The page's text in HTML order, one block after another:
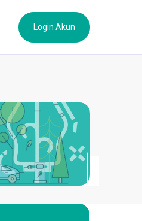
Login Akun